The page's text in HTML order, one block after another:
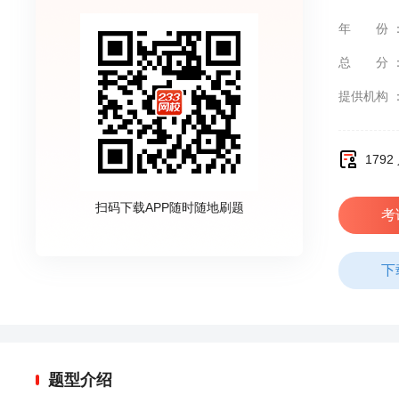
扫码下载APP随时随地刷题
年份
总分
提供机构
1792
考
下
题型介绍